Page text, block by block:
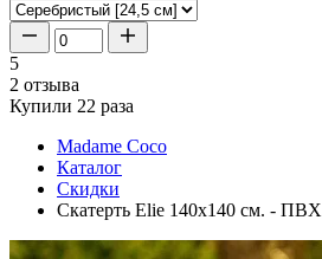
5
2 отзыва
Купили 22 раза
Madame Coco
Каталог
Скидки
Скатерть Elie 140x140 см. - ПВХ